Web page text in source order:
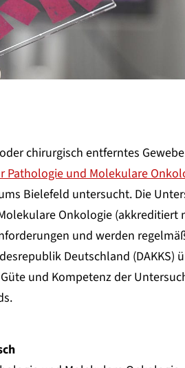
chirurgisch entferntes
Pathologie und Molekulare
Bielefeld untersucht. Die
Onkologie (akkreditiert
und werden
Deutschland (DAKKS)
und Kompetenz der